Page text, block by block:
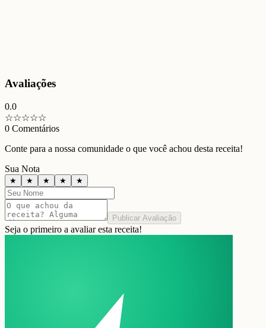
Avaliações
0.0
☆☆☆☆☆
0 Comentários
Conte para a nossa comunidade o que você achou desta receita!
Sua Nota
★ ★ ★ ★ ★
Publicar Avaliação
Seja o primeiro a avaliar esta receita!